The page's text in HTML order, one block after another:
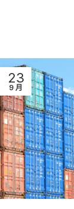
23
9 月